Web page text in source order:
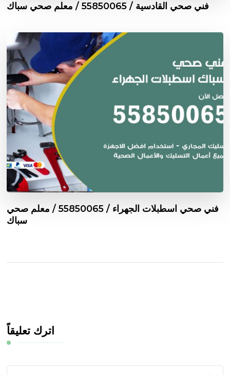
فني صحي القادسية / 55850065 / معلم صحي سباك
فني صحي اسطبلات الجهراء / 55850065 / معلم صحي
سباك
اترك تعليقاً